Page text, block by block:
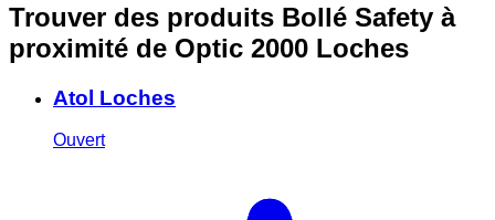
Trouver des produits Bollé Safety à
proximité de Optic 2000 Loches
Atol Loches
Ouvert